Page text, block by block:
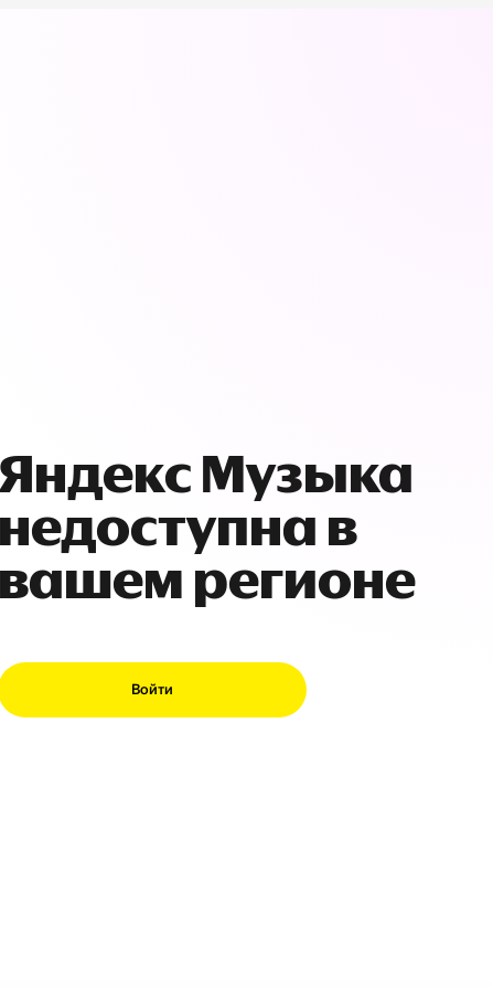
Музыка
недоступна в
вашем регионе
Войти